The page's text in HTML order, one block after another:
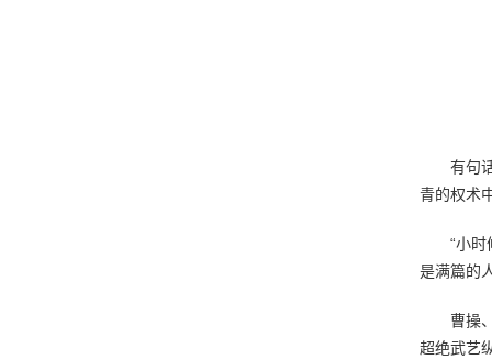
有句
青的权术
“小
是满篇的
曹操
超绝武艺